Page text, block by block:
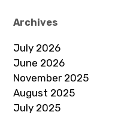
Archives
July 2026
June 2026
November 2025
August 2025
July 2025